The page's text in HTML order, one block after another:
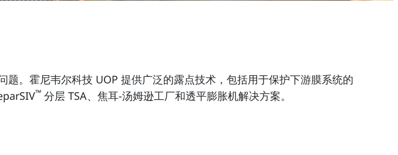
。霍尼韦尔科技 UOP 提供广泛的露点技术，包括用于保护下游膜系统的
™ 分层 TSA、焦耳-汤姆逊工厂和透平膨胀机解决方案。